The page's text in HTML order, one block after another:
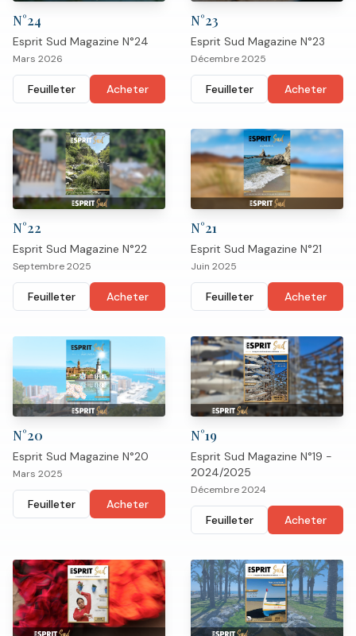
N°24
Esprit Sud Magazine N°24
Mars 2026
Feuilleter Acheter
N°23
Esprit Sud Magazine N°23
Décembre 2025
Feuilleter Acheter
N°22
Esprit Sud Magazine N°22
Septembre 2025
Feuilleter Acheter
N°21
Esprit Sud Magazine N°21
Juin 2025
Feuilleter Acheter
N°20
Esprit Sud Magazine N°20
Mars 2025
Feuilleter Acheter
N°19
Esprit Sud Magazine N°19 -
2024/2025
Décembre 2024
Feuilleter Acheter